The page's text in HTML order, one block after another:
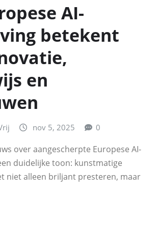
AI-
betekent
en
nov 5, 2025 0
over aangescherpte Europese AI-
duidelijke toon: kunstmatige
niet alleen briljant presteren, maar